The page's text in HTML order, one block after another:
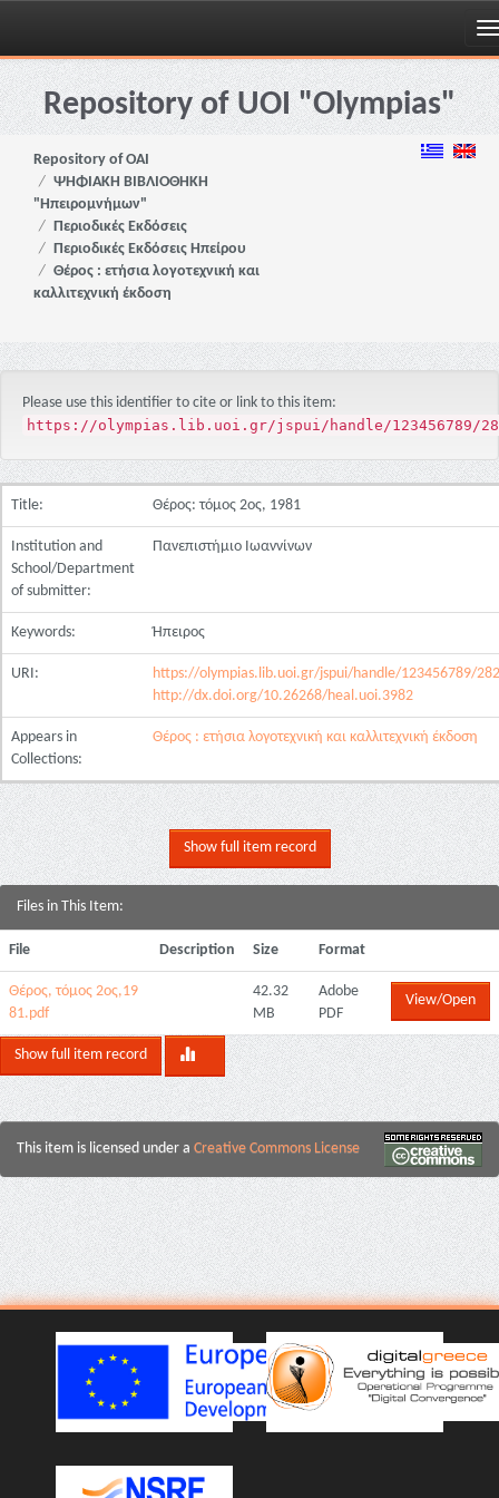
Skip
navigationRepository of UOI "Olympias"
Repository of OAI
ΨΗΦΙΑΚΗ ΒΙΒΛΙΟΘΗΚΗ
"Ηπειρομνήμων"
Περιοδικές Εκδόσεις
Περιοδικές Εκδόσεις Ηπείρου
Θέρος : ετήσια λογοτεχνική και
καλλιτεχνική έκδοση
Please use this identifier to cite or link to this item:
https://olympias.lib.uoi.gr/jspui/handle/123456789/
Title: Θέρος: τόμος 2ος, 1981
Institution and
School/Department
of submitter:
Πανεπιστήμιο Ιωαννίνων
Keywords: Ήπειρος
URI:
https://olympias.lib.uoi.gr/jspui/handle/123456789/
http://dx.doi.org/10.26268/heal.uoi.3982
Appears in
Collections:
Θέρος : ετήσια λογοτεχνική και καλλιτεχνική έκδοση
Show full item record
Files in This Item:
File Description Size Format
Θέρος, τόμος 2ος,19
81.pdf
42.32
MB
Adobe
PDF
View/Open
Show full item record
This item is licensed under a Creative Commons License